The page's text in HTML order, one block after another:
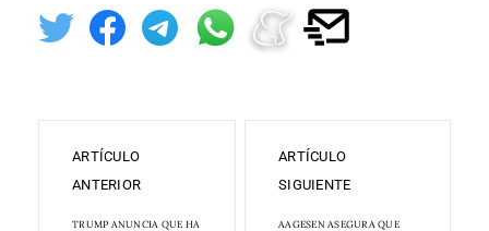
ARTÍCULO
ANTERIOR
TRUMP ANUNCIA QUE HA
ARTÍCULO
SIGUIENTE
AAGESEN ASEGURA QUE